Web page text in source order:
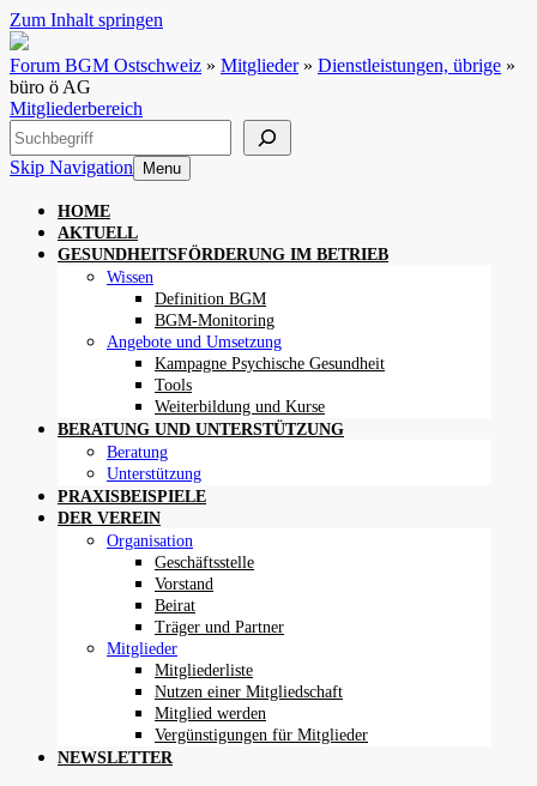
Zum Inhalt springen
Forum BGM Ostschweiz » Mitglieder» Dienstleistungen, übrige »
büro ö AG
Mitgliederbereich
Suchen
Skip Navigation
Menu
HOME
AKTUELL
GESUNDHEITSFÖRDERUNG IM BETRIEB
Wissen
Definition BGM
BGM-Monitoring
Angebote und Umsetzung
Kampagne Psychische Gesundheit
Tools
Weiterbildung und Kurse
BERATUNG UND UNTERSTÜTZUNG
Beratung
Unterstützung
PRAXISBEISPIELE
DER VEREIN
Organisation
Geschäftsstelle
Vorstand
Beirat
Träger und Partner
Mitglieder
Mitgliederliste
Nutzen einer Mitgliedschaft
Mitglied werden
Vergünstigungen für Mitglieder
NEWSLETTER